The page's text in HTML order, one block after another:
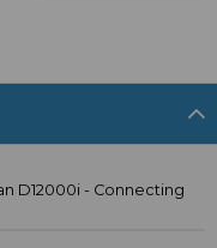
D12000i - Connecting